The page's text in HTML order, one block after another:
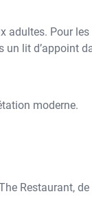
adultes. Pour
lit d’appoint
moderne.
Restaurant,